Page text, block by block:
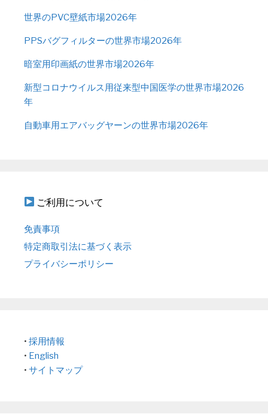
世界のPVC壁紙市場2026年
PPSバグフィルターの世界市場2026年
暗室用印画紙の世界市場2026年
新型コロナウイルス用従来型中国医学の世界市場2026
年
自動車用エアバッグヤーンの世界市場2026年
ご利用について
免責事項
特定商取引法に基づく表示
プライバシーポリシー
• 採用情報
• English
• サイトマップ